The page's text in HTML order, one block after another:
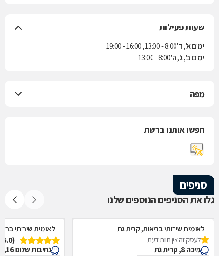
שעות פעילות
ימים א', ד'8:00 - 13:00, 16:00 - 19:00
ימים ב', ג', ה'8:00 - 13:00
מפה
חפשו אותנו ברשת
סניפים
גלו את הסניפים הנוספים שלנו
לאומית שירותי בריאות, קרית גת
לעסק זה אין חוות דעת
מיכה 8, קרית גת
לאומית שירותי
(5.0)
נתיבות שלום 16, קרית גת